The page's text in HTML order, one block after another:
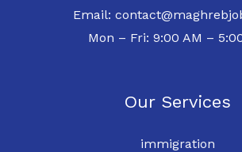
Email:
Mon – Fri: 9:00 AM –
Our Services
immigration